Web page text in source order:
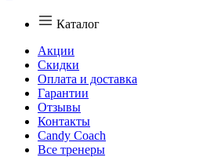
Каталог
Акции
Скидки
Оплата и доставка
Гарантии
Отзывы
Контакты
Candy Coach
Все тренеры